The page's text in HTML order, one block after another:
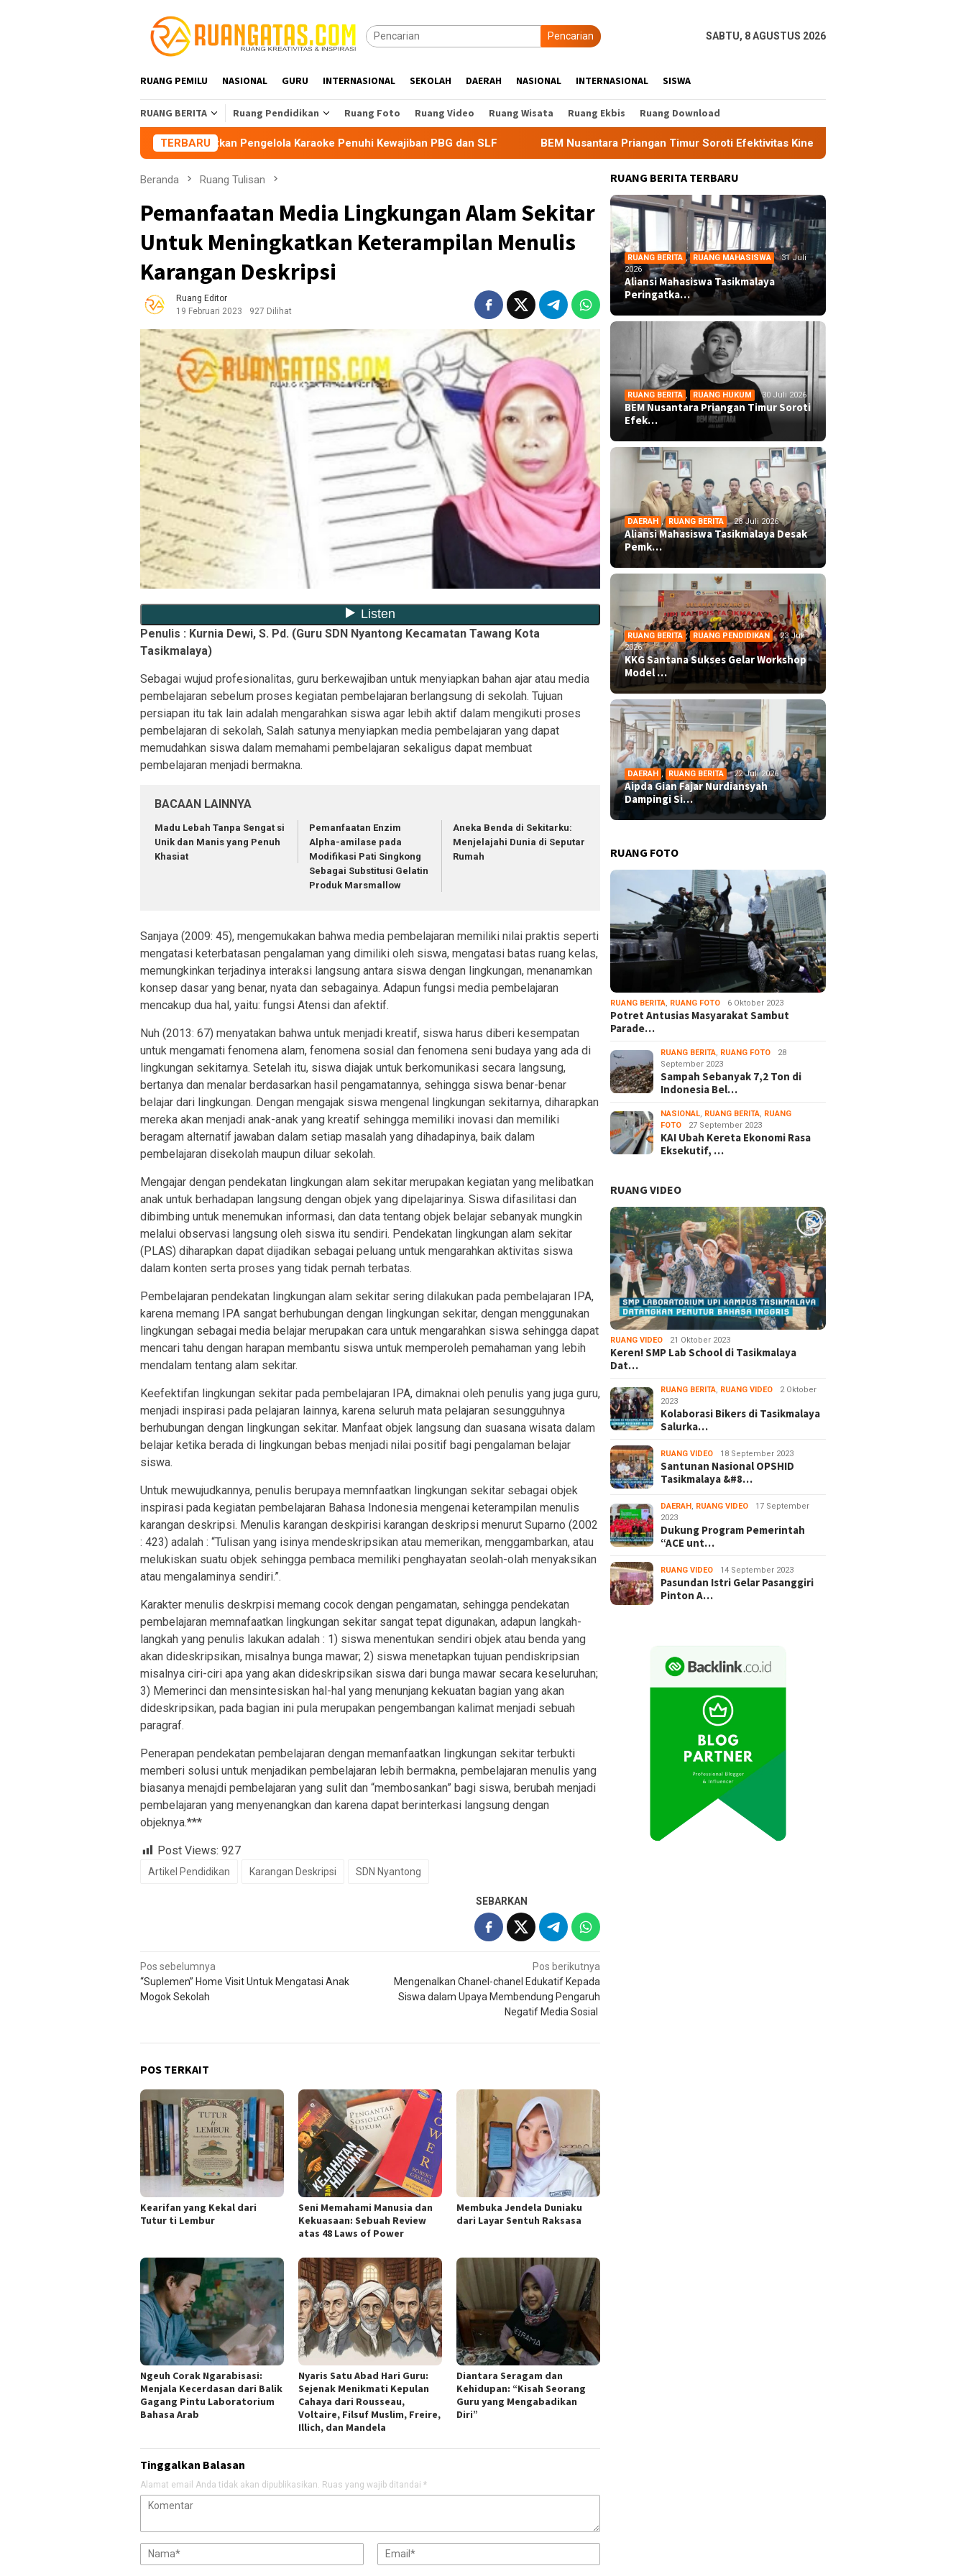
Pencarian SABTU, 8 AGUSTUS 2026
RUANG PEMILU NASIONAL GURU INTERNASIONAL SEKOLAH DAERAH NASIONAL INTERNASIONAL SISWA
RUANG BERITA Ruang Pendidikan Ruang Foto Ruang Video Ruang Wisata Ruang Ekbis Ruang Download
TERBARU
Peringatkan Pengelola Karaoke Penuhi Kewajiban PBG dan SLF BEM Nusantara Priangan Timur Soroti Efektivitas Kinerja APH di Kota Tasikmalaya
Beranda Ruang Tulisan
Pemanfaatan Media Lingkungan Alam Sekitar
Untuk Meningkatkan Keterampilan Menulis
Karangan Deskripsi
Ruang Editor
19 Februari 2023
927 Dilihat
Penulis : Kurnia Dewi, S. Pd. (Guru SDN Nyantong Kecamatan Tawang Kota
Tasikmalaya)
Sebagai wujud profesionalitas, guru berkewajiban untuk menyiapkan bahan ajar atau media
pembelajaran sebelum proses kegiatan pembelajaran berlangsung di sekolah. Tujuan
persiapan itu tak lain adalah mengarahkan siswa agar lebih aktif dalam mengikuti proses
pembelajaran di sekolah, Salah satunya menyiapkan media pembelajaran yang dapat
memudahkan siswa dalam memahami pembelajaran sekaligus dapat membuat
pembelajaran menjadi bermakna.
BACAAN LAINNYA
Madu Lebah Tanpa Sengat si
Unik dan Manis yang Penuh
Khasiat
Pemanfaatan Enzim
Αlpha-amilase pada
Modifikasi Pati Singkong
Sebagai Substitusi Gelatin
Produk Marsmallow
Aneka Benda di Sekitarku:
Menjelajahi Dunia di Seputar
Rumah
Sanjaya (2009: 45), mengemukakan bahwa media pembelajaran memiliki nilai praktis seperti
mengatasi keterbatasan pengalaman yang dimiliki oleh siswa, mengatasi batas ruang kelas,
memungkinkan terjadinya interaksi langsung antara siswa dengan lingkungan, menanamkan
konsep dasar yang benar, nyata dan sebagainya. Adapun fungsi media pembelajaran
mencakup dua hal, yaitu: fungsi Atensi dan afektif.
Nuh (2013: 67) menyatakan bahwa untuk menjadi kreatif, siswa harus diberi kesempatan
untuk mengamati fenomena alam, fenomena sosial dan fenomena seni budaya yang ada di
lingkungan sekitarnya. Setelah itu, siswa diajak untuk berkomunikasi secara langsung,
bertanya dan menalar berdasarkan hasil pengamatannya, sehingga siswa benar-benar
belajar dari lingkungan. Dengan mengajak siswa mengenal lingkungan sekitarnya, diharapkan
mereka akan menjadi anak-anak yang kreatif sehingga memiliki inovasi dan memiliki
beragam alternatif jawaban dalam setiap masalah yang dihadapinya, baik dalam
pembelajaran disekolah maupun diluar sekolah.
Mengajar dengan pendekatan lingkungan alam sekitar merupakan kegiatan yang melibatkan
anak untuk berhadapan langsung dengan objek yang dipelajarinya. Siswa difasilitasi dan
dibimbing untuk menemukan informasi, dan data tentang objek belajar sebanyak mungkin
melalui observasi langsung oleh siswa itu sendiri. Pendekatan lingkungan alam sekitar
(PLAS) diharapkan dapat dijadikan sebagai peluang untuk mengarahkan aktivitas siswa
dalam konten serta proses yang tidak pernah terbatas.
Pembelajaran pendekatan lingkungan alam sekitar sering dilakukan pada pembelajaran IPA,
karena memang IPA sangat berhubungan dengan lingkungan sekitar, dengan menggunakan
lingkungan sebagai media belajar merupakan cara untuk mengarahkan siswa sehingga dapat
mencari tahu dengan harapan membantu siswa untuk memperoleh pemahaman yang lebih
mendalam tentang alam sekitar.
Keefektifan lingkungan sekitar pada pembelajaran IPA, dimaknai oleh penulis yang juga guru,
menjadi inspirasi pada pelajaran lainnya, karena seluruh mata pelajaran sesungguhnya
berhubungan dengan lingkungan sekitar. Manfaat objek langsung dan suasana wisata dalam
belajar ketika berada di lingkungan bebas menjadi nilai positif bagi pengalaman belajar
siswa.
Untuk mewujudkannya, penulis berupaya memnfaatkan lingkungan sekitar sebagai objek
inspirasi pada kegiatan pembelajaran Bahasa Indonesia mengenai keterampilan menulis
karangan deskripsi. Menulis karangan deskpirisi karangan deskripsi menurut Suparno (2002
: 423) adalah : “Tulisan yang isinya mendeskripsikan atau memerikan, menggambarkan, atau
melukiskan suatu objek sehingga pembaca memiliki penghayatan seolah-olah menyaksikan
atau mengalaminya sendiri.”.
Karakter menulis deskrpisi memang cocok dengan pengamatan, sehingga pendekatan
pembelajaran memnafaatkan lingkungan sekitar sangat tepat digunakan, adapun langkah-
langkah yang penulis lakukan adalah : 1) siswa menentukan sendiri objek atau benda yang
akan dideskripsikan, misalnya bunga mawar; 2) siswa menetapkan tujuan pendiskripsian
misalnya ciri-ciri apa yang akan dideskripsikan siswa dari bunga mawar secara keseluruhan;
3) Memerinci dan mensintesiskan hal-hal yang menunjang kekuatan bagian yang akan
dideskripsikan, pada bagian ini pula merupakan pengembangan kalimat menjadi sebuah
paragraf.
Penerapan pendekatan pembelajaran dengan memanfaatkan lingkungan sekitar terbukti
memberi solusi untuk menjadikan pembelajaran lebih bermakna, pembelajaran menulis yang
biasanya menajdi pembelajaran yang sulit dan “membosankan” bagi siswa, berubah menjadi
pembelajaran yang menyenangkan dan karena dapat berinterkasi langsung dengan
objeknya.***
Post Views: 927
Artikel Pendidikan Karangan Deskripsi SDN Nyantong
SEBARKAN
Navigasi
pos
Pos sebelumnya
“Suplemen” Home Visit Untuk Mengatasi Anak
Mogok Sekolah
Pos berikutnya
Mengenalkan Chanel-chanel Edukatif Kepada
Siswa dalam Upaya Membendung Pengaruh
Negatif Media Sosial
POS TERKAIT
Kearifan yang Kekal dari
Tutur ti Lembur
Seni Memahami Manusia dan
Kekuasaan: Sebuah Review
atas 48 Laws of Power
Membuka Jendela Duniaku
dari Layar Sentuh Raksasa
Ngeuh Corak Ngarabisasi:
Menjala Kecerdasan dari Balik
Gagang Pintu Laboratorium
Bahasa Arab
Nyaris Satu Abad Hari Guru:
Sejenak Menikmati Kepulan
Cahaya dari Rousseau,
Voltaire, Filsuf Muslim, Freire,
Illich, dan Mandela
Diantara Seragam dan
Kehidupan: “Kisah Seorang
Guru yang Mengabadikan
Diri”
Tinggalkan Balasan
Alamat email Anda tidak akan dipublikasikan. Ruas yang wajib ditandai *
RUANG BERITA TERBARU
RUANG BERITA , RUANG MAHASISWA
31 Juli
2026
Aliansi Mahasiswa Tasikmalaya
Peringatka…
RUANG BERITA , RUANG HUKUM 30 Juli 2026
BEM Nusantara Priangan Timur Soroti
Efek…
DAERAH , RUANG BERITA 28 Juli 2026
Aliansi Mahasiswa Tasikmalaya Desak
Pemk…
RUANG BERITA , RUANG PENDIDIKAN
23 Juli
2026
KKG Santana Sukses Gelar Workshop
Model …
DAERAH , RUANG BERITA 22 Juli 2026
Aipda Gian Fajar Nurdiansyah
Dampingi Si…
RUANG FOTO
RUANG BERITA, RUANG FOTO 6 Oktober 2023
Potret Antusias Masyarakat Sambut
Parade…
RUANG BERITA, RUANG FOTO
28
September 2023
Sampah Sebanyak 7,2 Ton di
Indonesia Bel…
NASIONAL, RUANG BERITA, RUANG
FOTO
27 September 2023
KAI Ubah Kereta Ekonomi Rasa
Eksekutif, …
RUANG VIDEO
RUANG VIDEO 21 Oktober 2023
Keren! SMP Lab School di Tasikmalaya
Dat…
RUANG BERITA, RUANG VIDEO
2 Oktober
2023
Kolaborasi Bikers di Tasikmalaya
Salurka…
RUANG VIDEO 18 September 2023
Santunan Nasional OPSHID
Tasikmalaya &#8…
DAERAH , RUANG VIDEO
17 September
2023
Dukung Program Pemerintah
“ACE unt…
RUANG VIDEO 14 September 2023
Pasundan Istri Gelar Pasanggiri
Pinton A…